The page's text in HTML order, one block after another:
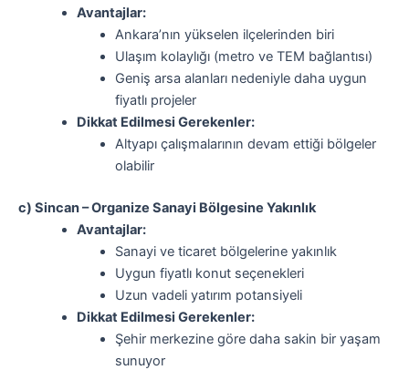
Avantajlar:
Ankara’nın yükselen ilçelerinden biri
Ulaşım kolaylığı (metro ve TEM bağlantısı)
Geniş arsa alanları nedeniyle daha uygun
fiyatlı projeler
Dikkat Edilmesi Gerekenler:
Altyapı çalışmalarının devam ettiği bölgeler
olabilir
c) Sincan – Organize Sanayi Bölgesine Yakınlık
Avantajlar:
Sanayi ve ticaret bölgelerine yakınlık
Uygun fiyatlı konut seçenekleri
Uzun vadeli yatırım potansiyeli
Dikkat Edilmesi Gerekenler:
Şehir merkezine göre daha sakin bir yaşam
sunuyor